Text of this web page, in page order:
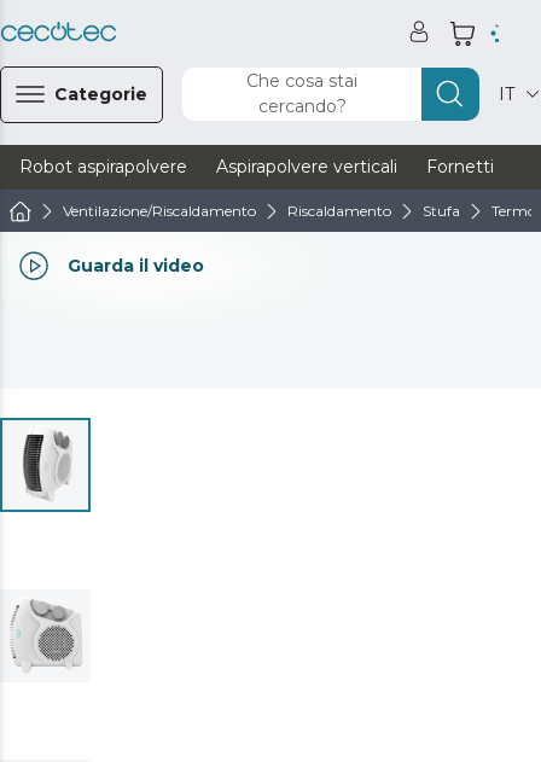
Categorie
Che cosa stai
cercando?
IT
Robot aspirapolvere Aspirapolvere verticali Fornetti
Ventilazione/Riscaldamento Riscaldamento Stufa
Guarda il video